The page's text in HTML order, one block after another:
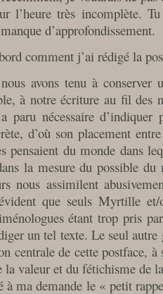
l’heure très incomplète.
d’approfondissement.
comment j’ai rédigé la
avons tenu à conserver
à notre écriture au fil des
paru nécessaire d’indiquer
d’où son placement
pensaient du monde dans
la mesure du possible
nous assimilent
que seuls Myrtille
étant trop pris
un tel texte. Le seul
centrale de cette postface,
valeur et du fétichisme de
à ma demande le « petit